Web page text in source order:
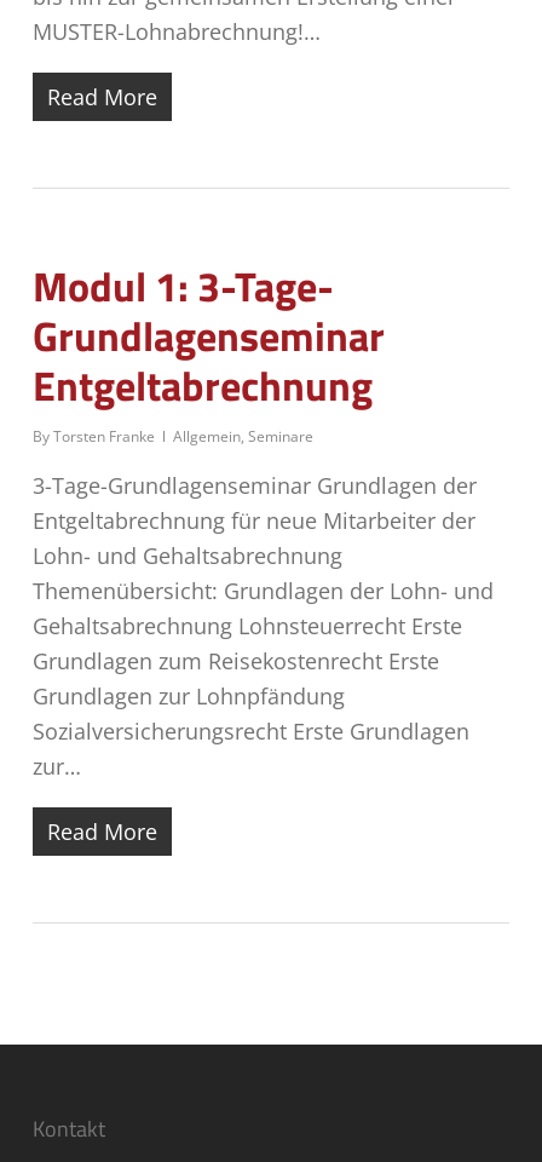
MUSTER-Lohnabrechnung!…
Read More
Modul 1: 3-Tage-
Grundlagenseminar
Entgeltabrechnung
ByTorsten Franke Allgemein, Seminare
3-Tage-Grundlagenseminar Grundlagen der
Entgeltabrechnung für neue Mitarbeiter der
Lohn- und Gehaltsabrechnung
Themenübersicht: Grundlagen der Lohn- und
Gehaltsabrechnung Lohnsteuerrecht Erste
Grundlagen zum Reisekostenrecht Erste
Grundlagen zur Lohnpfändung
Sozialversicherungsrecht Erste Grundlagen
zur…
Read More
Kontakt